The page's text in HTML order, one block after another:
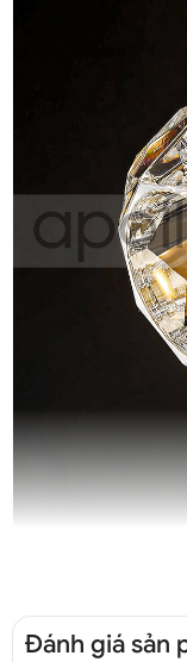
Đèn treo
Đánh giá sản